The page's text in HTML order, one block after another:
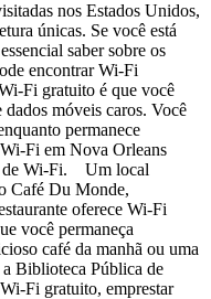
nos Estados Unidos,
únicas. Se você está
saber sobre os
encontrar Wi-Fi
Fi gratuito é que você
móveis caros. Você
permanece
Fi em Nova Orleans
de Wi-Fi. Um local
Café Du Monde,
oferece Wi-Fi
você permaneça
café da manhã ou uma
Biblioteca Pública de
Fi gratuito, emprestar